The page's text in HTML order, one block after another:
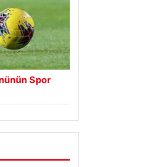
Spor